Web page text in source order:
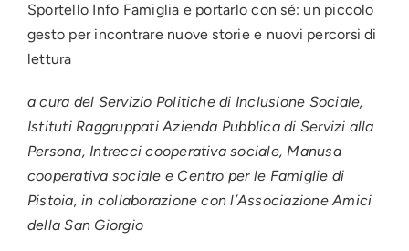
Sportello Info Famiglia e portarlo con sé: un piccolo
gesto per incontrare nuove storie e nuovi percorsi di
lettura
a cura del Servizio Politiche di Inclusione Sociale,
Istituti Raggruppati Azienda Pubblica di Servizi alla
Persona, Intrecci cooperativa sociale, Manusa
cooperativa sociale e Centro per le Famiglie di
Pistoia, in collaborazione con l’Associazione Amici
della San Giorgio